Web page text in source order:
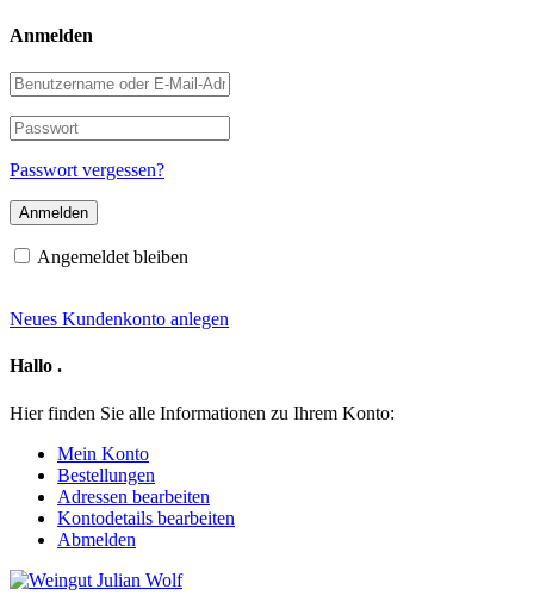
Anmelden
Benutzername
oder
E-
Mail-
Adresse
Passwort
Passwort vergessen?
Angemeldet bleiben
Neues Kundenkonto anlegen
Hallo .
Hier finden Sie alle Informationen zu Ihrem Konto:
Mein Konto
Bestellungen
Adressen bearbeiten
Kontodetails bearbeiten
Abmelden